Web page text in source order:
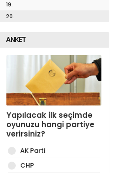
19.
20.
ANKET
Yapılacak ilk seçimde
oyunuzu hangi partiye
verirsiniz?
AK Parti
CHP